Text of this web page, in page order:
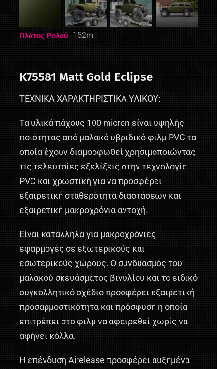
Πλάτος Ρολού 1,52m
K75581 Matt Gold Eclipse
ΤΕΧΝΙΚΑ ΧΑΡΑΚΤΗΡΙΣΤΙΚΑ ΥΛΙΚΟΥ:
Τα υλικά πάχους 100 micron είναι υψηλής
ποιότητας από μαλακό υβριδικό φιλμ PVC τα
οποία έχουν διαμορφωθεί χρησιμοποιώντας
τις τελευταίες εξελίξεις στην τεχνολογία
PVC και χρωστική για να προσφέρει
εξαιρετική σταθερότητα διαστάσεων και
εξαιρετική μακροχρόνια αντοχή.
Είναι κατάλληλα για μακροχρόνιες
εφαρμογές σε εξωτερικούς και
εσωτερικούς χώρους. Ο συνδυασμός του
μαλακού σκευάσματος βινυλίου και το ειδικό
συγκολλητικό σχέδιο προσφέρει εξαιρετική
προσαρμοστικότητα και πρόσφυση η οποία
επιτρέπει στο φιλμ να αφαιρεθεί χωρίς να
αφήνει κόλλα.
Η επένδυση Airelease προσφέρει αυξημένα